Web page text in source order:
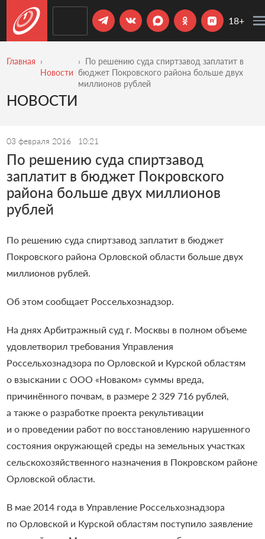
18+
Главная
Новости
По решению суда спиртзавод заплатит в
бюджет Покровского района больше двух
миллионов рублей
НОВОСТИ
03 февраля 2016 10:21
По решению суда спиртзавод
заплатит в бюджет Покровского
района больше двух миллионов
рублей
По решению суда спиртзавод заплатит в бюджет
Покровского района Орловской области больше двух
миллионов рублей.
Об этом сообщает Россельхознадзор.
На днях Арбитражный суд г. Москвы в полном объеме
удовлетворил требования Управления
Россельхознадзора по Орловской и Курской областям
о взыскании с ООО «Новаком» суммы вреда,
причинённого почвам, в размере 2 329 716 рублей,
а также о разработке проекта рекультивации
и о проведении работ по восстановлению нарушенного
состояния окружающей среды на земельных участках
сельскохозяйственного назначения в Покровском районе
Орловской области.
В мае 2014 года в Управление Россельхознадзора
по Орловской и Курской областям поступило заявление